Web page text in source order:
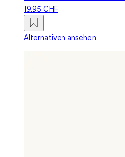
19.95 CHF
Alternativen ansehen